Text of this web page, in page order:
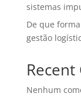
sistemas
De que
gestão
Nenhum